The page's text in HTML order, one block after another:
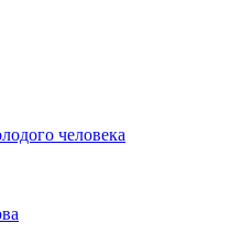
человека